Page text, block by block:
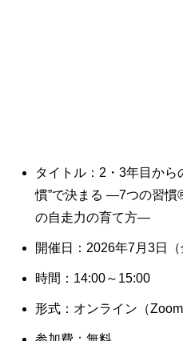
タイトル：2・3年目から
慣”で決まる ―7つの習慣
の自走力の育て方―
開催日：2026年7月3日（
時間：14:00～15:00
形式：オンライン（Zoom